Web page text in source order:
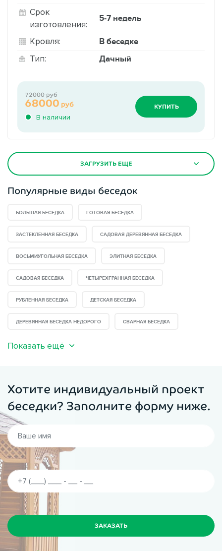
Срок
изготовления:
5-7 недель
Кровля: В беседке
Тип: Дачный
В наличии
68000 руб
72000 руб
КУПИТЬ
ЗАГРУЗИТЬ ЕЩЕ
Популярные виды беседок
БОЛЬШАЯ БЕСЕДКА ГОТОВАЯ БЕСЕДКА
ЗАСТЕКЛЕННАЯ БЕСЕДКА САДОВАЯ ДЕРЕВЯННАЯ БЕСЕДКА
ВОСЬМИУГОЛЬНАЯ БЕСЕДКА ЭЛИТНАЯ БЕСЕДКА
САДОВАЯ БЕСЕДКА ЧЕТЫРЕХГРАННАЯ БЕСЕДКА
РУБЛЕННАЯ БЕСЕДКА ДЕТСКАЯ БЕСЕДКА
ДЕРЕВЯННАЯ БЕСЕДКА НЕДОРОГО СВАРНАЯ БЕСЕДКА
Показать ещё
Хотите индивидуальный проект
беседки? Заполните форму ниже.